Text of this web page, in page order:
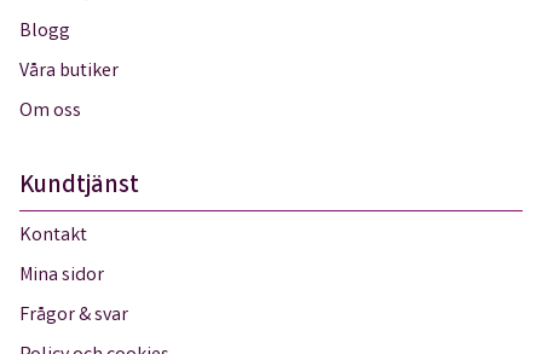
Blogg
Våra butiker
Om oss
Kundtjänst
Kontakt
Mina sidor
Frågor & svar